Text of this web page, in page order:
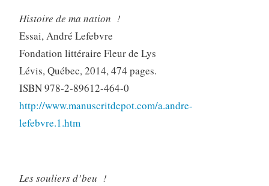
Histoire de ma nation !
Essai, André Lefebvre
Fondation littéraire Fleur de Lys
Lévis, Québec, 2014, 474 pages.
ISBN 978-2-89612-464-0
http://www.manuscritdepot.com/a.andre-
lefebvre.1.htm
Les souliers d’beu !